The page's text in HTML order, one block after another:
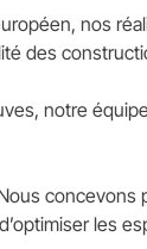
nos
des
notre
concevons
les